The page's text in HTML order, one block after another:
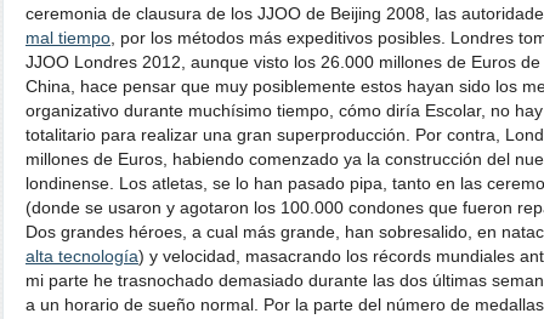
ceremonia de clausura de los JJOO de Beijing 2008, las
mal tiempo , por los métodos más expeditivos posibles. Londres
JJOO Londres 2012, aunque visto los 26.000 millones de Euros
China, hace pensar que muy posiblemente estos hayan sido los
organizativo durante muchísimo tiempo, cómo diría Escolar, no
totalitario para realizar una gran superproducción. Por contra,
millones de Euros, habiendo comenzado ya la construcción del
londinense. Los atletas, se lo han pasado pipa, tanto en las
(donde se usaron y agotaron los 100.000 condones que fueron
Dos grandes héroes, a cual más grande, han sobresalido, en
alta tecnología) y velocidad, masacrando los récords mundiales
mi parte he trasnochado demasiado durante las dos últimas
a un horario de sueño normal. Por la parte del número de